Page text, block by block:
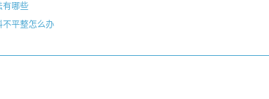
有哪些
不平整怎么办